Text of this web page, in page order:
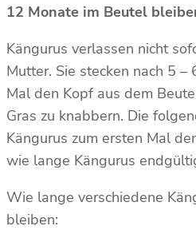
12 Monate im Beutel
Kängurus verlassen nicht
Mutter. Sie stecken nach 5 –
Mal den Kopf aus dem
Gras zu knabbern. Die
Kängurus zum ersten Mal
wie lange Kängurus
Wie lange verschiedene
bleiben: